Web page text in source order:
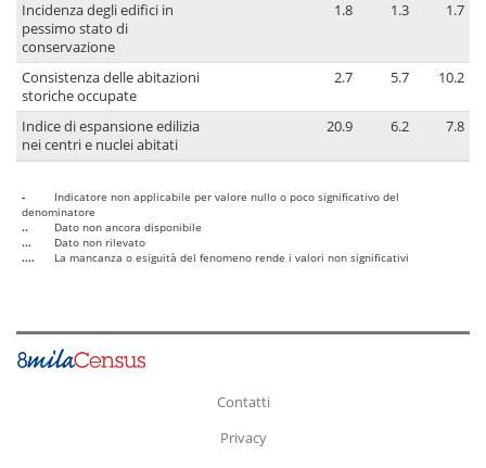
Incidenza degli edifici in
pessimo stato di
conservazione
1.8 1.3 1.7
Consistenza delle abitazioni
storiche occupate
2.7 5.7 10.2
Indice di espansione edilizia
nei centri e nuclei abitati
20.9 6.2 7.8
-
Indicatore non applicabile per valore nullo o poco significativo del
denominatore
..
Dato non ancora disponibile
...
Dato non rilevato
....
La mancanza o esiguità del fenomeno rende i valori non significativi
Contatti
Privacy